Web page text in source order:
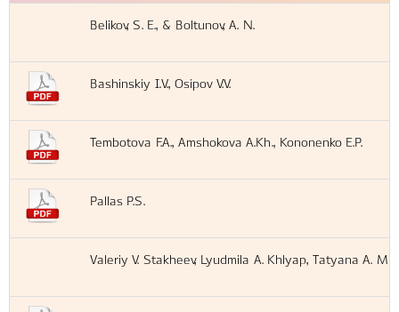
Belikov, S. E., & Boltunov, A. N.
Bashinskiy I.V., Osipov V.V.
Tembotova F.A., Amshokova A.Kh., Kononenko E.P.
Pallas P.S.
Valeriy V. Stakheev, Lyudmila A. Khlyap, Tatyana A.